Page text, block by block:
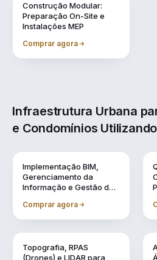
Construção Modular:
Preparação On-Site e
Instalações MEP
Comprar agora
Infraestrutura Urbana
e Condomínios
Implementação BIM,
Gerenciamento da
Informação e Gestão de
Comprar agora
Topografia, RPAS
(Drones) e LIDAR para